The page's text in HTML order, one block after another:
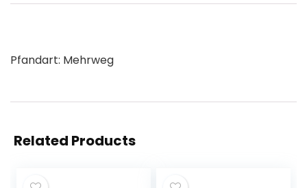
Pfandart: Mehrweg
Related Products